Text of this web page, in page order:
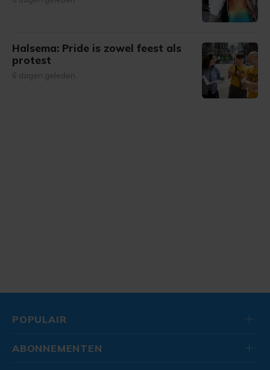
Halsema: Pride is zowel feest als
protest
6 dagen geleden
POPULAIR
ABONNEMENTEN